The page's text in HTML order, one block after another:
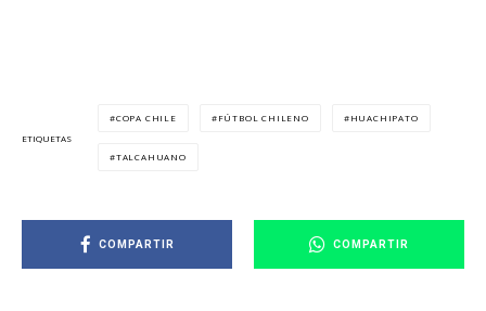
ETIQUETAS
COPA CHILE FÚTBOL CHILENO HUACHIPATO
TALCAHUANO
COMPARTIR COMPARTIR